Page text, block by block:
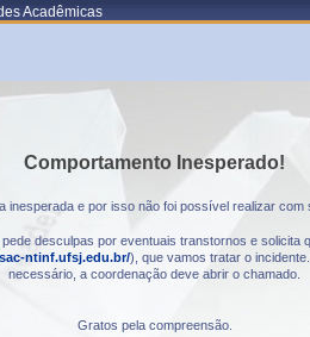
Acadêmicas
Comportamento Inesperado!
inesperada e por isso não foi possível realizar com
desculpas por eventuais transtornos e solicita
ntinf.ufsj.edu.br/), que vamos tratar o
necessário, a coordenação deve abrir o chamado.
Gratos pela compreensão.